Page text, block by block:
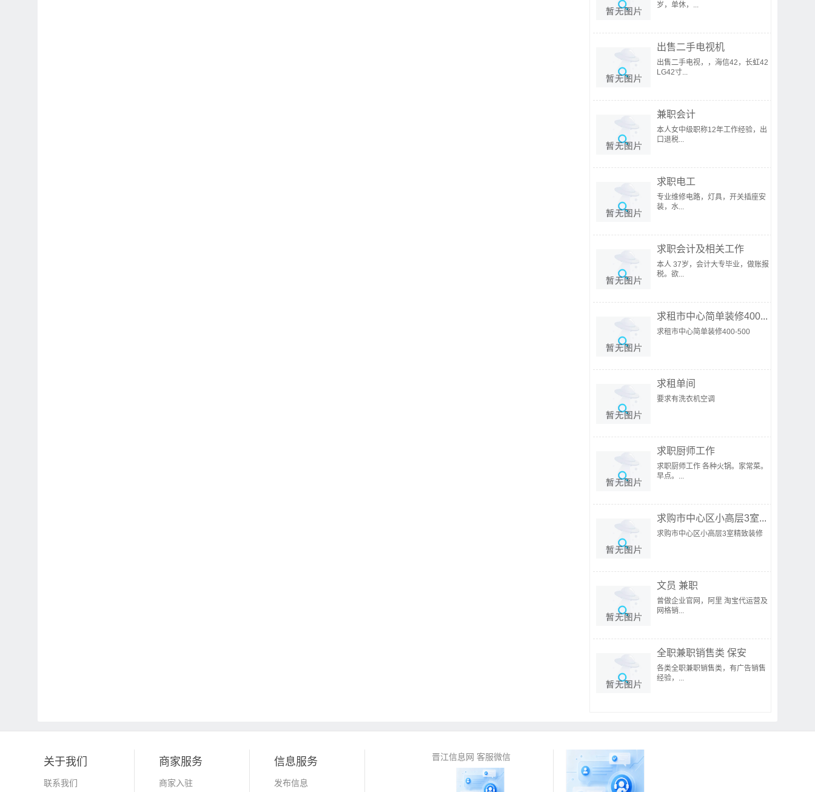
岁，单休，...
出售二手电视机
出售二手电视，，海信42，长虹42
LG42寸...
兼职会计
本人女中级职称12年工作经验，出
口退税...
求职电工
专业维修电路，灯具，开关插座安
装，水...
求职会计及相关工作
本人 37岁，会计大专毕业，做账报
税。欲...
求租市中心简单装修400...
求租市中心简单装修400-500
求租单间
要求有洗衣机空调
求职厨师工作
求职厨师工作 各种火锅。家常菜。
早点。...
求购市中心区小高层3室...
求购市中心区小高层3室精致装修
文员 兼职
曾做企业官网，阿里 淘宝代运营及
网格销...
全职兼职销售类 保安
各类全职兼职销售类，有广告销售
经验，...
关于我们
联系我们
商家服务
商家入驻
信息服务
发布信息
晋江信息网 客服微信